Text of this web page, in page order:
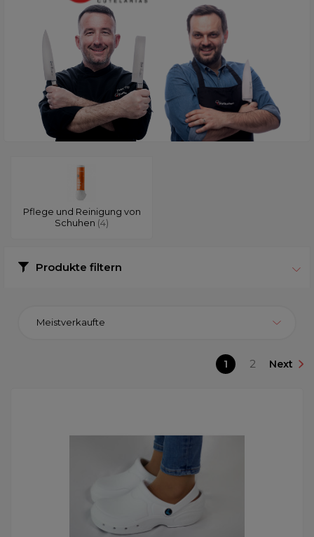
Pflege und Reinigung von
Schuhen (4)
Produkte filtern
Meistverkaufte
1 2 Next